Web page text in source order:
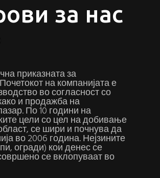
за нас
приказната за
на компанијата е
во согласност со
и продажба на
По 10 години на
цели со цел на добивање
се шири и почнува да
во 2006 година. Нејзините
огради) кои денес се
се вклопуваат во